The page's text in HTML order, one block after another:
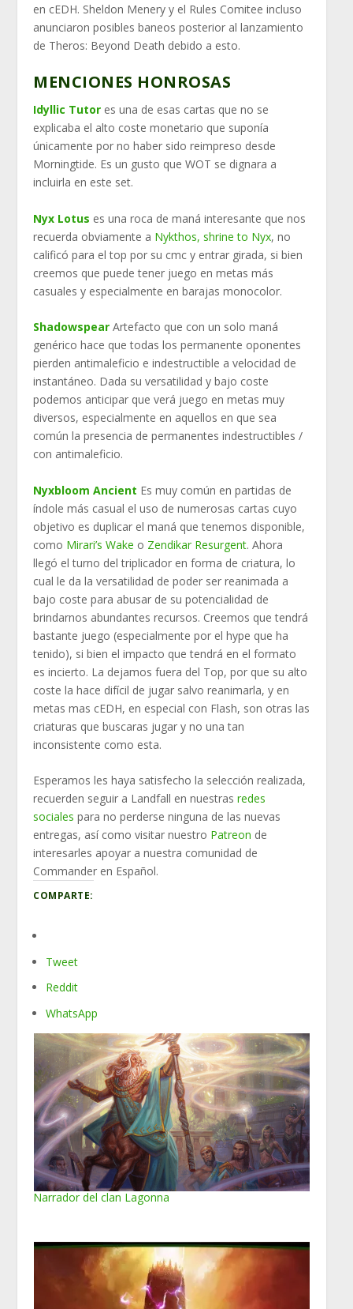
en cEDH. Sheldon Menery y el Rules Comitee incluso
anunciaron posibles baneos posterior al lanzamiento
de Theros: Beyond Death debido a esto.
MENCIONES HONROSAS
Idyllic Tutor es una de esas cartas que no se
explicaba el alto coste monetario que suponía
únicamente por no haber sido reimpreso desde
Morningtide. Es un gusto que WOT se dignara a
incluirla en este set.
Nyx Lotus es una roca de maná interesante que nos
recuerda obviamente a Nykthos, shrine to Nyx, no
calificó para el top por su cmc y entrar girada, si bien
creemos que puede tener juego en metas más
casuales y especialmente en barajas monocolor.
Shadowspear Artefacto que con un solo maná
genérico hace que todas los permanente oponentes
pierden antimaleficio e indestructible a velocidad de
instantáneo. Dada su versatilidad y bajo coste
podemos anticipar que verá juego en metas muy
diversos, especialmente en aquellos en que sea
común la presencia de permanentes indestructibles /
con antimaleficio.
Nyxbloom Ancient Es muy común en partidas de
índole más casual el uso de numerosas cartas cuyo
objetivo es duplicar el maná que tenemos disponible,
como Mirari’s Wake o Zendikar Resurgent. Ahora
llegó el turno del triplicador en forma de criatura, lo
cual le da la versatilidad de poder ser reanimada a
bajo coste para abusar de su potencialidad de
brindarnos abundantes recursos. Creemos que tendrá
bastante juego (especialmente por el hype que ha
tenido), si bien el impacto que tendrá en el formato
es incierto. La dejamos fuera del Top, por que su alto
coste la hace difícil de jugar salvo reanimarla, y en
metas mas cEDH, en especial con Flash, son otras las
criaturas que buscaras jugar y no una tan
inconsistente como esta.
Esperamos les haya satisfecho la selección realizada,
recuerden seguir a Landfall en nuestrasredes
sociales para no perderse ninguna de las nuevas
entregas, así como visitar nuestro Patreon de
interesarles apoyar a nuestra comunidad de
Commander en Español.
COMPARTE:
Tweet
Reddit
WhatsApp
Narrador del clan Lagonna